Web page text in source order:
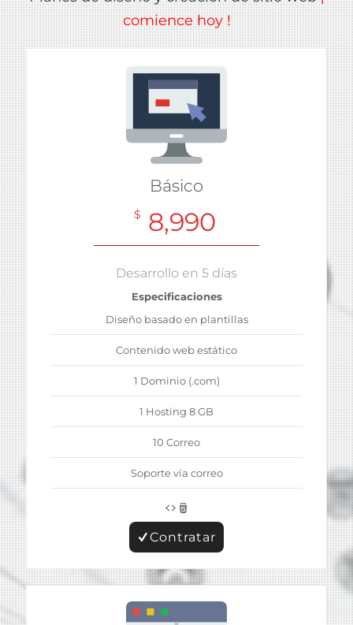
comience hoy !
Básico
$ 8,990
Desarrollo en 5 días
Especificaciones
Diseño basado en plantillas
Contenido web estático
1 Dominio (.com)
1 Hosting 8 GB
10 Correo
Soporte vía correo
Contratar